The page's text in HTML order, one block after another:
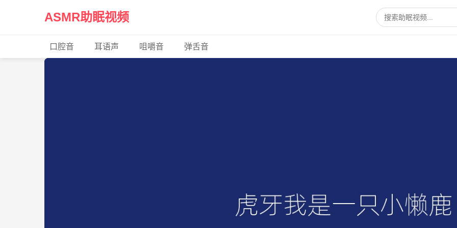
ASMR助眠视频
口腔音 耳语声 咀嚼音 弹舌音